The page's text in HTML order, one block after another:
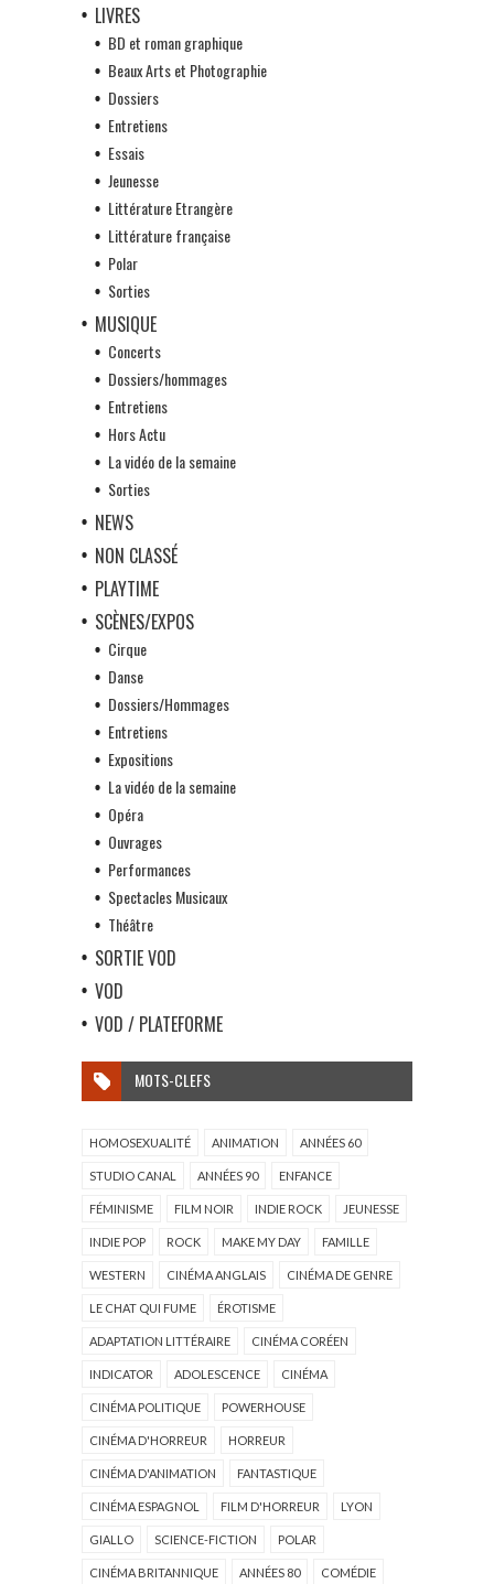
LIVRES
BD et roman graphique
Beaux Arts et Photographie
Dossiers
Entretiens
Essais
Jeunesse
Littérature Etrangère
Littérature française
Polar
Sorties
MUSIQUE
Concerts
Dossiers/hommages
Entretiens
Hors Actu
La vidéo de la semaine
Sorties
NEWS
NON CLASSÉ
PLAYTIME
SCÈNES/EXPOS
Cirque
Danse
Dossiers/Hommages
Entretiens
Expositions
La vidéo de la semaine
Opéra
Ouvrages
Performances
Spectacles Musicaux
Théâtre
SORTIE VOD
VOD
VOD / PLATEFORME
MOTS-CLEFS
HOMOSEXUALITÉ ANIMATION ANNÉES 60
STUDIO CANAL ANNÉES 90 ENFANCE
FÉMINISME FILM NOIR INDIE ROCK JEUNESSE
INDIE POP ROCK MAKE MY DAY FAMILLE
WESTERN CINÉMA ANGLAIS CINÉMA DE GENRE
LE CHAT QUI FUME ÉROTISME
ADAPTATION LITTÉRAIRE CINÉMA CORÉEN
INDICATOR ADOLESCENCE CINÉMA
CINÉMA POLITIQUE POWERHOUSE
CINÉMA D'HORREUR HORREUR
CINÉMA D'ANIMATION FANTASTIQUE
CINÉMA ESPAGNOL FILM D'HORREUR LYON
GIALLO SCIENCE-FICTION POLAR
CINÉMA BRITANNIQUE ANNÉES 80 COMÉDIE